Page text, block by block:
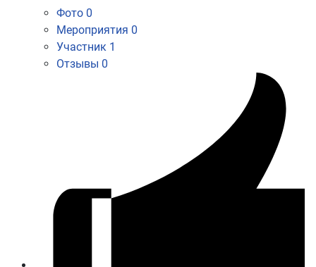
Фото 0
Мероприятия 0
Участник 1
Отзывы 0